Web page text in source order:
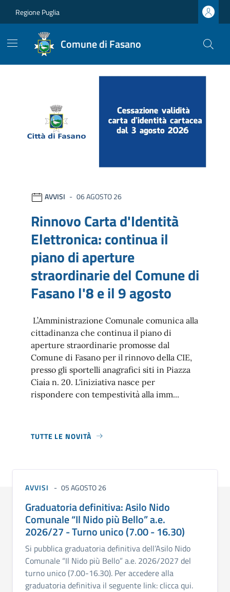
Regione Puglia
Comune di Fasano
Comune di Fasano
Ultime notizie
AVVISI 06 AGOSTO 26
Rinnovo Carta d'Identità
Elettronica: continua il
piano di aperture
straordinarie del Comune di
Fasano l'8 e il 9 agosto
L’Amministrazione Comunale comunica alla
cittadinanza che continua il piano di
aperture straordinarie promosse dal
Comune di Fasano per il rinnovo della CIE,
presso gli sportelli anagrafici siti in Piazza
Ciaia n. 20. L'iniziativa nasce per
rispondere con tempestività alla imm...
TUTTE LE NOVITÀ
AVVISI 05 AGOSTO 26
Graduatoria definitiva: Asilo Nido
Comunale “Il Nido più Bello” a.e.
2026/27 - Turno unico (7.00 - 16.30)
Si pubblica graduatoria definitiva dell’Asilo Nido
Comunale “Il Nido più Bello” a.e. 2026/2027 del
turno unico (7.00-16.30). Per accedere alla
graduatoria definitiva il seguente link: clicca qui.